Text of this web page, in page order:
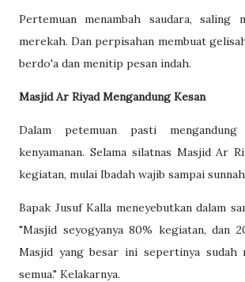
Pertemuan menambah saudara, saling
merekah. Dan perpisahan membuat
berdo'a dan menitip pesan indah.
Masjid Ar Riyad Mengandung Kesan
Dalam petemuan pasti
kenyamanan. Selama silatnas Masjid Ar
kegiatan, mulai Ibadah wajib sampai
Bapak Jusuf Kalla meneyebutkan dalam
"Masjid seyogyanya 80% kegiatan, dan
Masjid yang besar ini sepertinya sudah
semua." Kelakarnya.